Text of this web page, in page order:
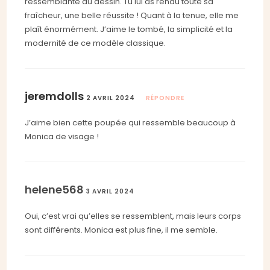
fraîcheur, une belle réussite ! Quant à la tenue, elle me
plaît énormément. J’aime le tombé, la simplicité et la
modernité de ce modèle classique.
jeremdolls 2 AVRIL 2024 RÉPONDRE
J’aime bien cette poupée qui ressemble beaucoup à
Monica de visage !
helene5683 AVRIL 2024
Oui, c’est vrai qu’elles se ressemblent, mais leurs corps
sont différents. Monica est plus fine, il me semble.